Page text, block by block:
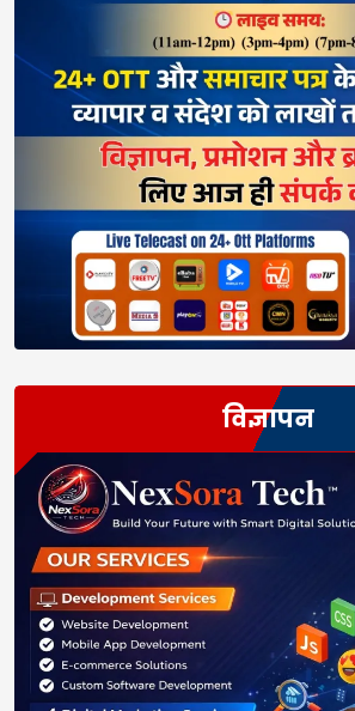
विज्ञापन